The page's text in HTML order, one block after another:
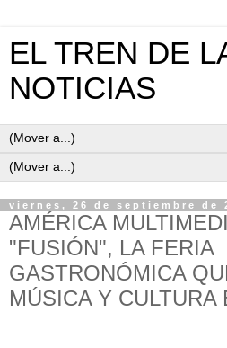
EL TREN DE
NOTICIAS
viernes, 26 de septiembre de
AMÉRICA
"FUSIÓN", LA FERIA
GASTRONÓMICA
MÚSICA Y CULTURA